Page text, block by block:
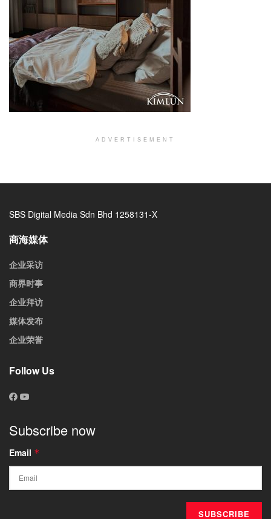
ADVERTISEMENT
SBS Digital Media Sdn Bhd 1258131-X
商海媒体
企业采访
商界时事
企业拜访
媒体发布
企业荣誉
Follow Us
Subscribe now
Email *